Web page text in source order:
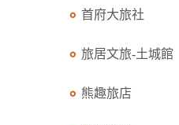
首府大旅社
旅居文旅-土城館
熊趣旅店